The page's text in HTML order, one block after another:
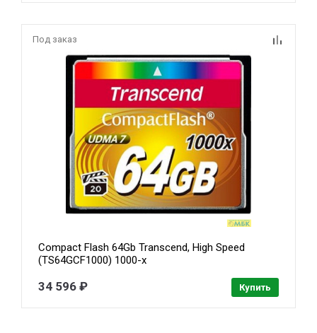
Под заказ
Compact Flash 64Gb Transcend, High Speed
(TS64GCF1000) 1000-x
34 596 ₽ Купить